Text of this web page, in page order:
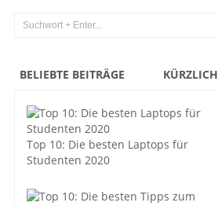
BELIEBTE BEITRÄGE KÜRZLICH
Top 10: Die besten Laptops für
Studenten 2020